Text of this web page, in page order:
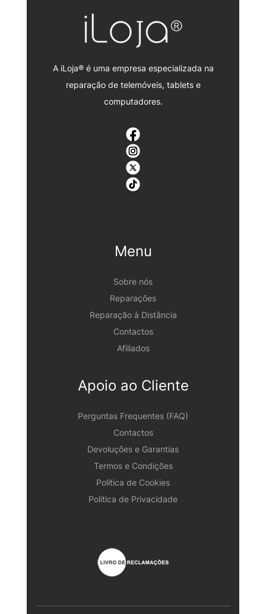
A iLoja® é uma empresa especializada na
reparação de telemóveis, tablets e
computadores.
Menu
Sobre nós
Reparações
Reparação à Distância
Contactos
Afiliados
Apoio ao Cliente
Perguntas Frequentes (FAQ)
Contactos
Devoluções e Garantias
Termos e Condições
Política de Cookies
Política de Privacidade